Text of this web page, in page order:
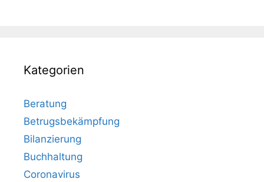
Kategorien
Beratung
Betrugsbekämpfung
Bilanzierung
Buchhaltung
Coronavirus